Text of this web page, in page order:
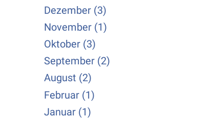
Dezember (3)
November (1)
Oktober (3)
September (2)
August (2)
Februar (1)
Januar (1)